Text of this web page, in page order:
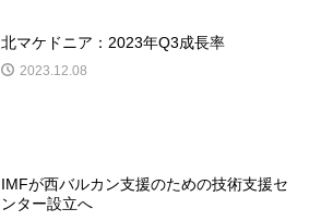
北マケドニア：2023年Q3成長率
2023.12.08
IMFが西バルカン支援のための技術支援セ
ンター設立へ